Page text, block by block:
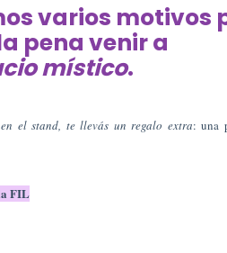
varios motivos
pena venir a
místico.
el stand, te llevás un regalo extra: una
FIL